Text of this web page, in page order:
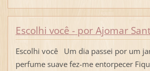
Escolhi você - por Ajomar
Escolhi você Um dia passei por um
perfume suave fez-me entorpecer